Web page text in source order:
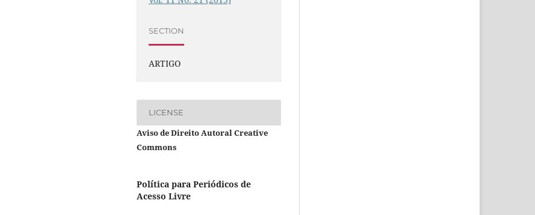
SECTION
ARTIGO
LICENSE
Aviso de Direito Autoral Creative
Commons
Política para Periódicos de
Acesso Livre